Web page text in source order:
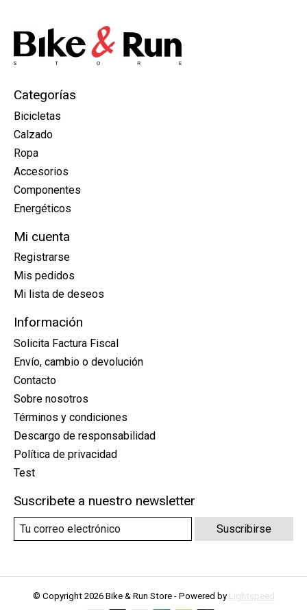
Categorías
Bicicletas
Calzado
Ropa
Accesorios
Componentes
Energéticos
Mi cuenta
Registrarse
Mis pedidos
Mi lista de deseos
Información
Solicita Factura Fiscal
Envío, cambio o devolución
Contacto
Sobre nosotros
Términos y condiciones
Descargo de responsabilidad
Política de privacidad
Test
Suscribete a nuestro newsletter
Suscribirse
© Copyright 2026 Bike & Run Store - Powered by Lightspeed